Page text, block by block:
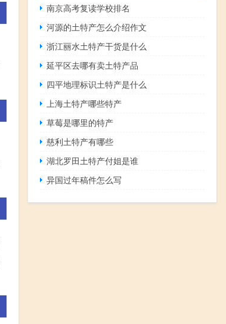
南京高考复读学校排名
河源的土特产怎么介绍作文
浙江丽水土特产干货是什么
延平区去哪有卖土特产品
四平地理标识土特产是什么
上海土特产哪些特产
草莓是哪里的特产
慈利土特产有哪些
湖北罗田土特产付姐是谁
异国过年稿件怎么写